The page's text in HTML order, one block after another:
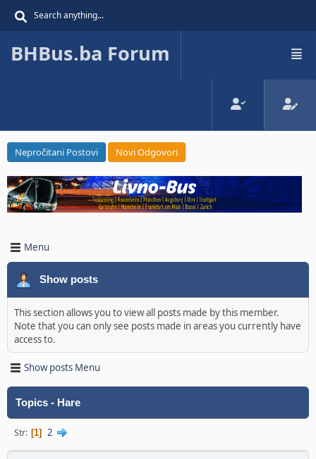
BHBus.ba Forum
Nepročitani Postovi Novi Odgovori
Menu
Show posts
This section allows you to view all posts made by this member.
Note that you can only see posts made in areas you currently have
access to.
Show posts Menu
Topics - Hare
Str 1 2